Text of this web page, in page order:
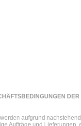
aufgrund
Aufträge und